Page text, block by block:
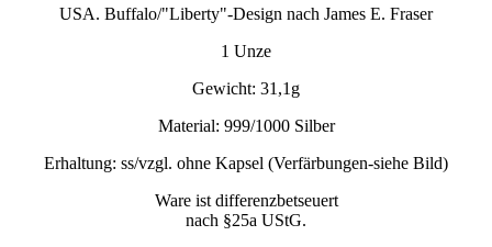
USA. Buffalo/"Liberty"-Design nach James E. Fraser
1 Unze
Gewicht: 31,1g
Material: 999/1000 Silber
Erhaltung: ss/vzgl. ohne Kapsel (Verfärbungen-siehe Bild)
Ware ist differenzbetseuert
nach §25a UStG.